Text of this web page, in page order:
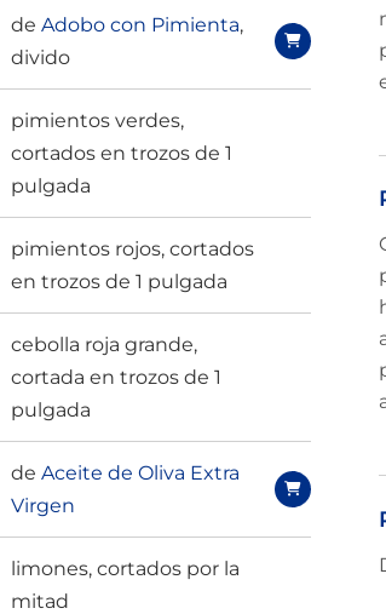
deAdobo con Pimienta,
divido
pimientos verdes,
cortados en trozos de 1
pulgada
pimientos rojos, cortados
en trozos de 1 pulgada
cebolla roja grande,
cortada en trozos de 1
pulgada
deAceite de Oliva Extra
Virgen
limones, cortados por la
mitad